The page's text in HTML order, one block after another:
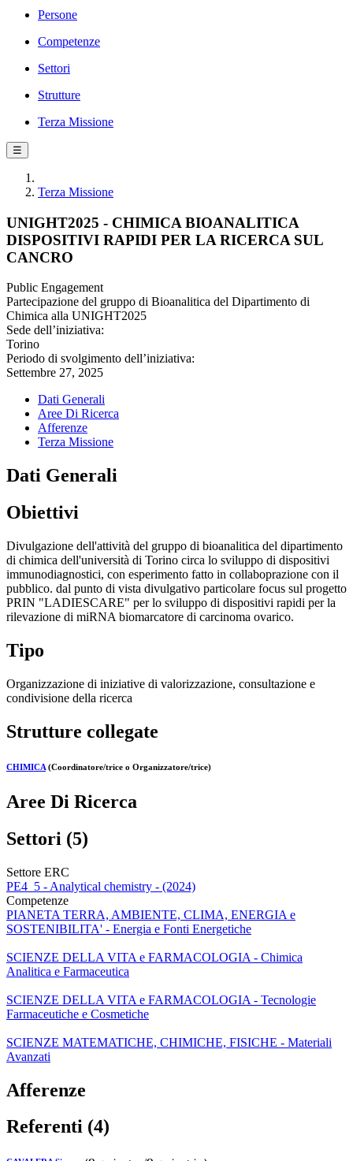
Persone
Competenze
Settori
Strutture
Terza Missione
☰
Terza Missione
UNIGHT2025 - CHIMICA BIOANALITICA
DISPOSITIVI RAPIDI PER LA RICERCA SUL
CANCRO
Public Engagement
Partecipazione del gruppo di Bioanalitica del Dipartimento di
Chimica alla UNIGHT2025
Sede dell’iniziativa:
Torino
Periodo di svolgimento dell’iniziativa:
Settembre 27, 2025
Dati Generali
Aree Di Ricerca
Afferenze
Terza Missione
Dati Generali
Obiettivi
Divulgazione dell'attività del gruppo di bioanalitica del dipartimento
di chimica dell'università di Torino circa lo sviluppo di dispositivi
immunodiagnostici, con esperimento fatto in collaboprazione con il
pubblico. dal punto di vista divulgativo particolare focus sul progetto
PRIN "LADIESCARE" per lo sviluppo di dispositivi rapidi per la
rilevazione di miRNA biomarcatore di carcinoma ovarico.
Tipo
Organizzazione di iniziative di valorizzazione, consultazione e
condivisione della ricerca
Strutture collegate
CHIMICA (Coordinatore/trice o Organizzatore/trice)
Aree Di Ricerca
Settori (5)
Settore ERC
PE4_5 - Analytical chemistry - (2024)
Competenze
PIANETA TERRA, AMBIENTE, CLIMA, ENERGIA e
SOSTENIBILITA' - Energia e Fonti Energetiche
SCIENZE DELLA VITA e FARMACOLOGIA - Chimica
Analitica e Farmaceutica
SCIENZE DELLA VITA e FARMACOLOGIA - Tecnologie
Farmaceutiche e Cosmetiche
SCIENZE MATEMATICHE, CHIMICHE, FISICHE - Materiali
Avanzati
Afferenze
Referenti (4)